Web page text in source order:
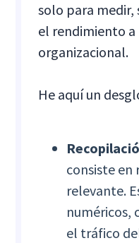
solo para
el rendimiento a
organizacional.
He aquí un
consiste
relevante.
numéricos,
el tráfico